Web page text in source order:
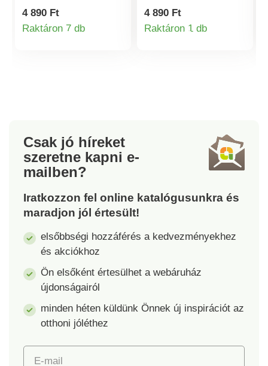
elegáns
bőrből készült,
4 890 Ft
Raktáron 7 dbTermékinformációk
elegáns
bőrből készült,
4 890 Ft
Raktáron 1 db
Csak jó híreket
szeretne kapni e-
mailben?
Iratkozzon fel online katalógusunkra és
maradjon jól értesült!
elsőbbségi hozzáférés a kedvezményekhez
és akciókhoz
Ön elsőként értesülhet a webáruház
újdonságairól
minden héten küldünk Önnek új inspirációt az
otthoni jóléthez
E-mail